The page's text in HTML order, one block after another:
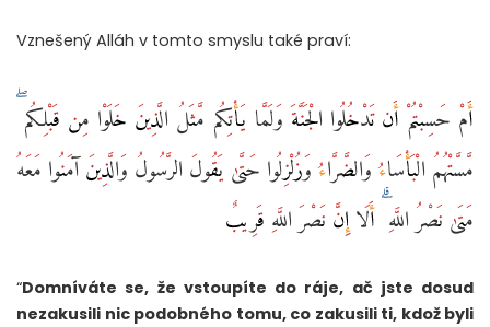
Vznešený Alláh v tomto smyslu také praví:
أَمْ حَسِبْتُمْ أَن تَدْخُلُوا الْجَنَّةَ وَلَمَّا يَأْتِكُم مَّثَلُ الَّذِينَ خَلَوْا مِن قَبْلِكُم ۖ
مَّسَّتْهُمُ الْبَأْسَاءُ وَالضَّرَّاءُ وَزُلْزِلُوا حَتَّىٰ يَقُولَ الرَّسُولُ وَالَّذِينَ آمَنُوا مَعَهُ
مَتَىٰ نَصْرُ اللَّهِ ۗ أَلَا إِنَّ نَصْرَ اللَّهِ قَرِيبٌ
“Domníváte se, že vstoupíte do ráje, ač jste dosud
nezakusili nic podobného tomu, co zakusili ti, kdož byli